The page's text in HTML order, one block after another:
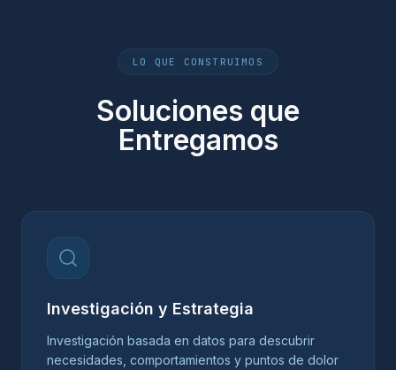
LO QUE CONSTRUIMOS
Soluciones que
Entregamos
Investigación y Estrategia
Investigación basada en datos para descubrir
necesidades, comportamientos y puntos de dolor